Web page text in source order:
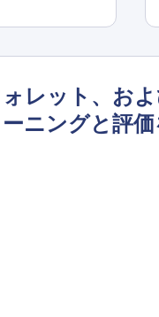
レット、お
ニングと評